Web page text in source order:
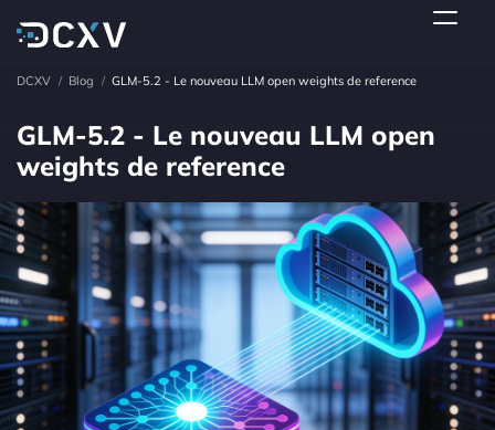
DCXV / Blog / GLM-5.2 - Le nouveau LLM open weights de reference
GLM-5.2 - Le nouveau LLM open
weights de reference